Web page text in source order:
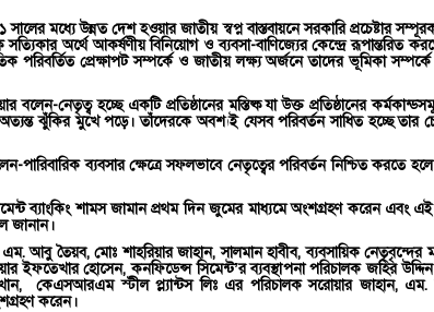
মধ্যে উন্নত দেশ হওয়ার জাতীয় স্বপ্ন বাস্তবায়নে সরকারি প্রচেষ্টার
সত্যিকার অর্থে আকর্ষণীয় বিনিয়োগ ও ব্যবসা-বাণিজ্যের কেন্দ্রে রূপান্তরিত
পরিবর্তিত প্রেক্ষাপট সম্পর্কে ও জাতীয় লক্ষ্য অর্জনে তাদের ভূমিকা
নেতৃত্ব হচ্ছে একটি প্রতিষ্ঠানের মস্তিষ্ক যা উক্ত প্রতিষ্ঠানের
অত্যন্ত ঝুঁকির মুখে পড়ে। তাঁদেরকে অবশ্যই যেসব পরিবর্তন সাধিত হচ্ছে
পারিবারিক ব্যবসার ক্ষেত্রে সফলভাবে নেতৃত্বের পরিবর্তন নিশ্চিত করতে
ব্যাংকিং শামস জামান প্রথম দিন জুমের মাধ্যমে অংশগ্রহণ করেন এবং
জানান।
আবু তৈয়ব, মোঃ শাহরিয়ার জাহান, সালমান হাবীব, ব্যবসায়িক নেতৃবৃন্দের
ইফতেখার হোসেন, কনফিডেন্স সিমেন্ট’র ব্যবস্থাপনা পরিচালক জহির
কেএসআরএম স্টীল প্ল্যান্টস লিঃ এর পরিচালক সরোয়ার জাহান,
করেন।